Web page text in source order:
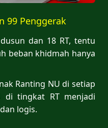
99 Penggerak
dan 18 RT, tentu
beban khidmah hanya
Ranting NU di setiap
di tingkat RT menjadi
logis.